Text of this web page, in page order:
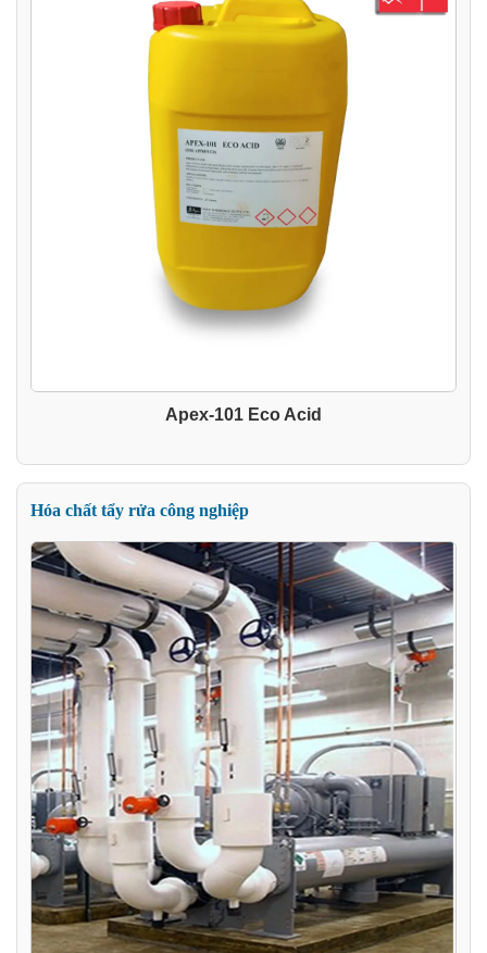
Apex-101 Eco Acid
Hóa chất tẩy rửa công nghiệp